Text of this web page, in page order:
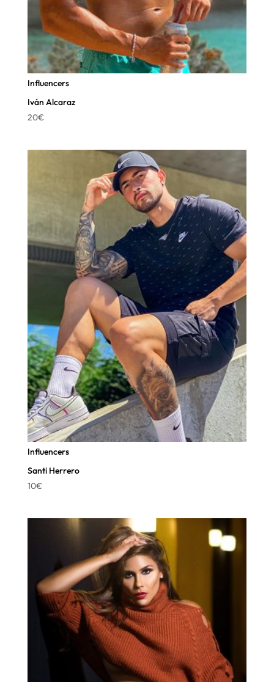
Influencers
Iván Alcaraz
20€
Influencers
Santi Herrero
10€